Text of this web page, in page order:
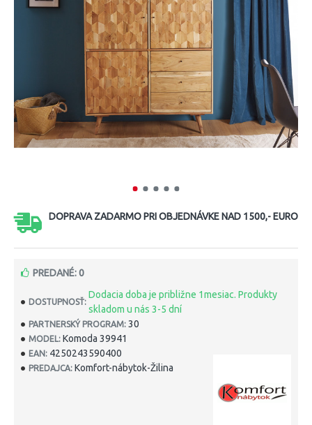
DOPRAVA ZADARMO PRI OBJEDNÁVKE NAD 1500,- EURO
DOSTUPNOSŤ:
Dodacia doba je približne 1mesiac. Produkty
skladom u nás 3-5 dní
PARTNERSKÝ PROGRAM: 30
MODEL: Komoda 39941
EAN: 4250243590400
PREDAJCA: Komfort-nábytok-Žilina
PREDANÉ: 0